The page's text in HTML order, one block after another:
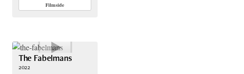
Filmside
The Fabelmans
2022